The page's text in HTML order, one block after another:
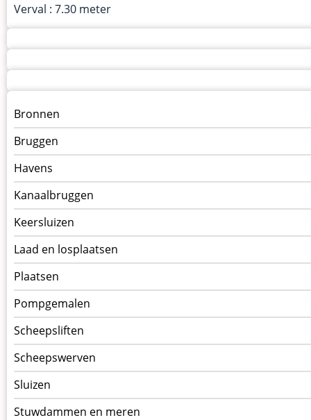
Verval : 7.30 meter
Menu
kunstwerken
op
kunstwerkpagina
Bronnen
Bruggen
Havens
Kanaalbruggen
Keersluizen
Laad en losplaatsen
Plaatsen
Pompgemalen
Scheepsliften
Scheepswerven
Sluizen
Stuwdammen en meren